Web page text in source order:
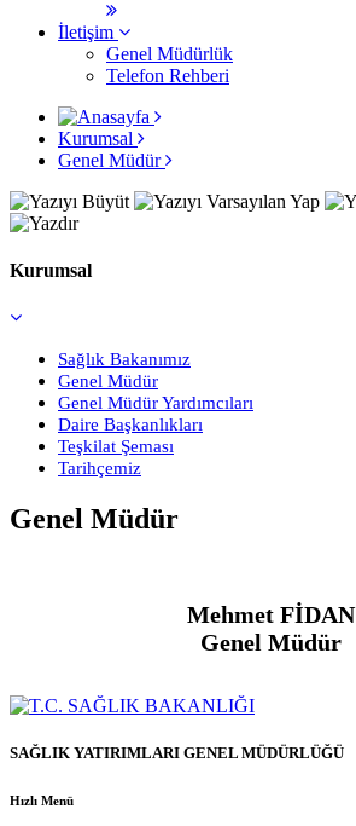
İletişim
Genel Müdürlük
Telefon Rehberi
Kurumsal
Genel Müdür
Kurumsal
Sağlık Bakanımız
Genel Müdür
Genel Müdür Yardımcıları
Daire Başkanlıkları
Teşkilat Şeması
Tarihçemiz
Genel Müdür
Mehmet FİDAN
Genel Müdür
SAĞLIK YATIRIMLARI GENEL MÜDÜRLÜĞÜ
Hızlı Menü